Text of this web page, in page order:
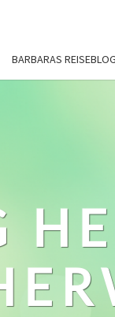
BARBARAS REISEBLOG